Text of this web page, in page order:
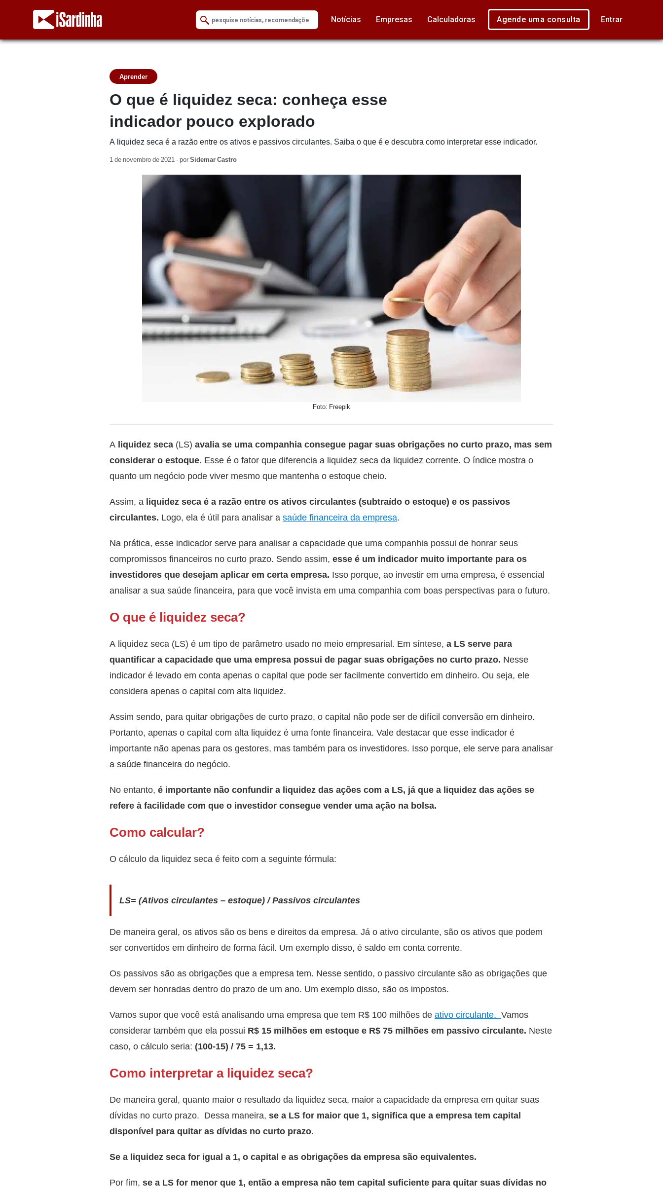
Notícias Empresas Calculadoras Agende uma consulta Entrar
Aprender
O que é liquidez seca: conheça esse
indicador pouco explorado
A liquidez seca é a razão entre os ativos e passivos circulantes. Saiba o que é e descubra como interpretar esse indicador.
1 de novembro de 2021 - porSidemar Castro
Foto: Freepik
A liquidez seca (LS) avalia se uma companhia consegue pagar suas obrigações no curto prazo, mas sem
considerar o estoque. Esse é o fator que diferencia a liquidez seca da liquidez corrente. O índice mostra o
quanto um negócio pode viver mesmo que mantenha o estoque cheio.
Assim, a liquidez seca é a razão entre os ativos circulantes (subtraído o estoque) e os passivos
circulantes. Logo, ela é útil para analisar a saúde financeira da empresa.
Na prática, esse indicador serve para analisar a capacidade que uma companhia possui de honrar seus
compromissos financeiros no curto prazo. Sendo assim, esse é um indicador muito importante para os
investidores que desejam aplicar em certa empresa. Isso porque, ao investir em uma empresa, é essencial
analisar a sua saúde financeira, para que você invista em uma companhia com boas perspectivas para o futuro.
O que é liquidez seca?
A liquidez seca (LS) é um tipo de parâmetro usado no meio empresarial. Em síntese, a LS serve para
quantificar a capacidade que uma empresa possui de pagar suas obrigações no curto prazo. Nesse
indicador é levado em conta apenas o capital que pode ser facilmente convertido em dinheiro. Ou seja, ele
considera apenas o capital com alta liquidez.
Assim sendo, para quitar obrigações de curto prazo, o capital não pode ser de difícil conversão em dinheiro.
Portanto, apenas o capital com alta liquidez é uma fonte financeira. Vale destacar que esse indicador é
importante não apenas para os gestores, mas também para os investidores. Isso porque, ele serve para analisar
a saúde financeira do negócio.
No entanto, é importante não confundir a liquidez das ações com a LS, já que a liquidez das ações se
refere à facilidade com que o investidor consegue vender uma ação na bolsa.
Como calcular?
O cálculo da liquidez seca é feito com a seguinte fórmula:
LS= (Ativos circulantes – estoque) / Passivos circulantes
De maneira geral, os ativos são os bens e direitos da empresa. Já o ativo circulante, são os ativos que podem
ser convertidos em dinheiro de forma fácil. Um exemplo disso, é saldo em conta corrente.
Os passivos são as obrigações que a empresa tem. Nesse sentido, o passivo circulante são as obrigações que
devem ser honradas dentro do prazo de um ano. Um exemplo disso, são os impostos.
Vamos supor que você está analisando uma empresa que tem R$ 100 milhões de ativo circulante. Vamos
considerar também que ela possui R$ 15 milhões em estoque e R$ 75 milhões em passivo circulante. Neste
caso, o cálculo seria: (100-15) / 75 = 1,13.
Como interpretar a liquidez seca?
De maneira geral, quanto maior o resultado da liquidez seca, maior a capacidade da empresa em quitar suas
dívidas no curto prazo. Dessa maneira, se a LS for maior que 1, significa que a empresa tem capital
disponível para quitar as dívidas no curto prazo.
Se a liquidez seca for igual a 1, o capital e as obrigações da empresa são equivalentes.
Por fim, se a LS for menor que 1, então a empresa não tem capital suficiente para quitar suas dívidas no